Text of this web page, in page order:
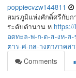
poppiecvzw144811
สมรภูมิแห่งศักดิ์ศรีกับก
ระดับตำนาน ห
อดทะล-พ-ก-ด-ส-งห-ส
ตาร-ศ-กล-างตาภาค
Comments